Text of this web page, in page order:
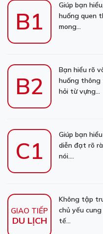
B1
Giúp bạn
huống quen
mong...
B2
Bạn hiểu rõ
huống thông
hỏi từ vựng...
C1
Giúp bạn
diễn đạt rõ
nói....
GIAO TIẾP
DU LỊCH
Không tập
chủ yếu
tế...